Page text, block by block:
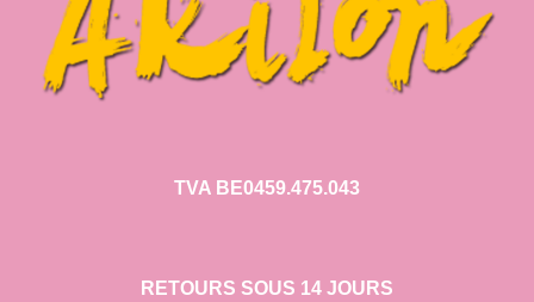
TVA BE0459.475.043
RETOURS SOUS 14 JOURS